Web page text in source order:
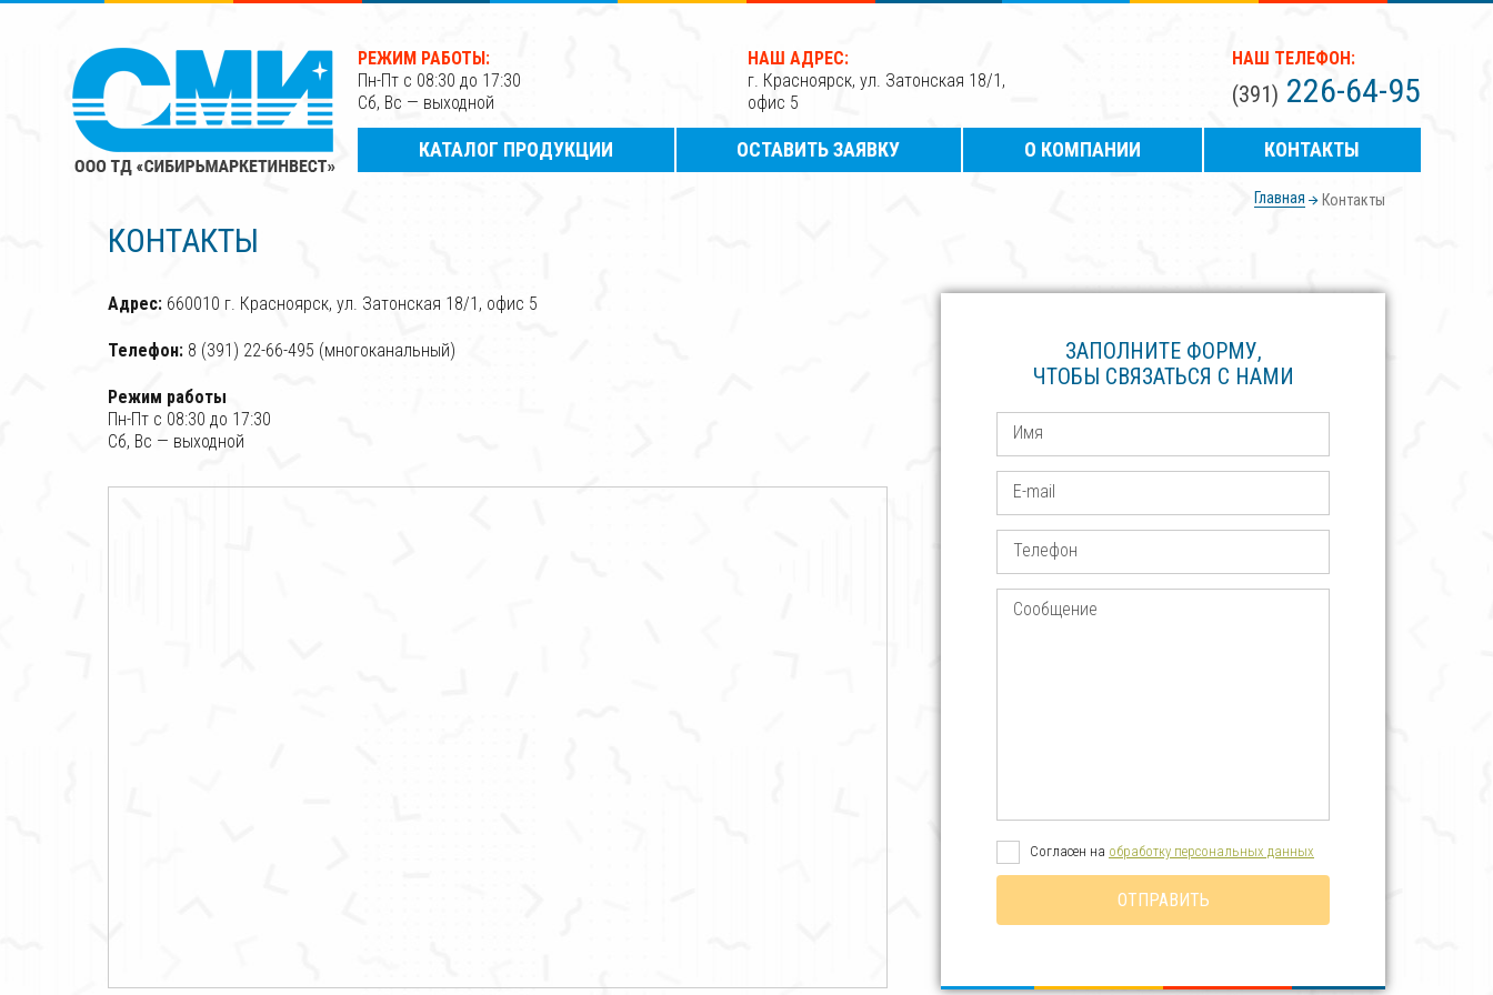
РЕЖИМ РАБОТЫ:
Пн-Пт с 08:30 до 17:30
Сб, Вс — выходной
НАШ АДРЕС:
г. Красноярск, ул. Затонская 18/1,
офис 5
НАШ ТЕЛЕФОН:
(391) 226-64-95
КАТАЛОГ ПРОДУКЦИИ ОСТАВИТЬ ЗАЯВКУ О КОМПАНИИ КОНТАКТЫ
Главная Контакты
КОНТАКТЫ
Адрес: 660010 г. Красноярск, ул. Затонская 18/1, офис 5
Телефон: 8 (391) 22-66-495 (многоканальный)
Режим работы
Пн-Пт с 08:30 до 17:30
Сб, Вс — выходной
ЗАПОЛНИТЕ ФОРМУ,
ЧТОБЫ СВЯЗАТЬСЯ С НАМИ
Имя
E-mail
Телефон
Сообщение
Cогласен на обработку персональных данных
ОТПРАВИТЬ